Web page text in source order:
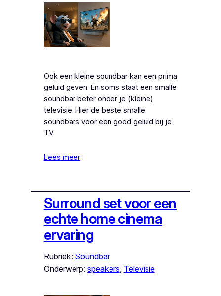
Ook een kleine soundbar kan een prima
geluid geven. En soms staat een smalle
soundbar beter onder je (kleine)
televisie. Hier de beste smalle
soundbars voor een goed geluid bij je
TV.
Lees meer
Surround set voor een
echte home cinema
ervaring
Rubriek: Soundbar
Onderwerp: speakers Televisie